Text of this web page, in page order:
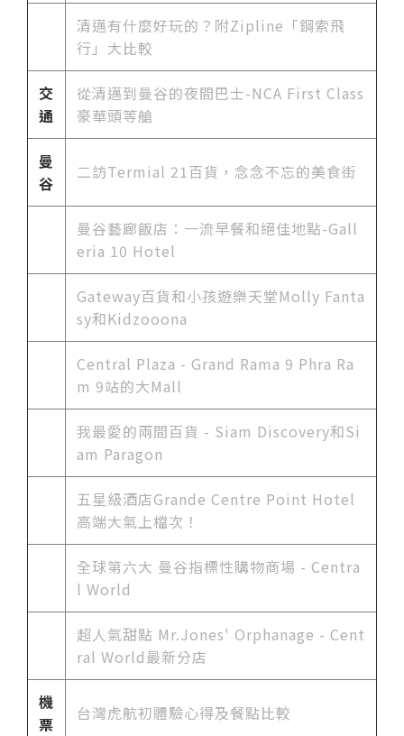
清邁有什麼好玩的？附Zipline「鋼索飛
行」大比較
交
通
從清邁到曼谷的夜間巴士-NCA First Class
豪華頭等艙
曼
谷
二訪Termial 21百貨，念念不忘的美食街
曼谷藝廊飯店：一流早餐和絕佳地點-Gall
eria 10 Hotel
Gateway百貨和小孩遊樂天堂Molly Fanta
sy和Kidzooona
Central Plaza - Grand Rama 9 Phra Ra
m 9站的大Mall
我最愛的兩間百貨 - Siam Discovery和Si
am Paragon
五星級酒店Grande Centre Point Hotel
高端大氣上檔次！
全球第六大 曼谷指標性購物商場 - Centra
l World
超人氣甜點 Mr.Jones' Orphanage - Cent
ral World最新分店
機
票
台灣虎航初體驗心得及餐點比較